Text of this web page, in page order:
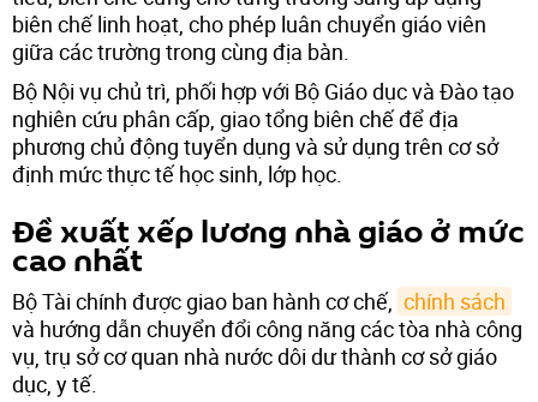
biên chế linh hoạt, cho phép luân chuyển giáo viên
giữa các trường trong cùng địa bàn.
Bộ Nội vụ chủ trì, phối hợp với Bộ Giáo dục và Đào tạo
nghiên cứu phân cấp, giao tổng biên chế để địa
phương chủ động tuyển dụng và sử dụng trên cơ sở
định mức thực tế học sinh, lớp học.
Đề xuất xếp lương nhà giáo ở mức
cao nhất
Bộ Tài chính được giao ban hành cơ chế, chính sách
và hướng dẫn chuyển đổi công năng các tòa nhà công
vụ, trụ sở cơ quan nhà nước dôi dư thành cơ sở giáo
dục, y tế.